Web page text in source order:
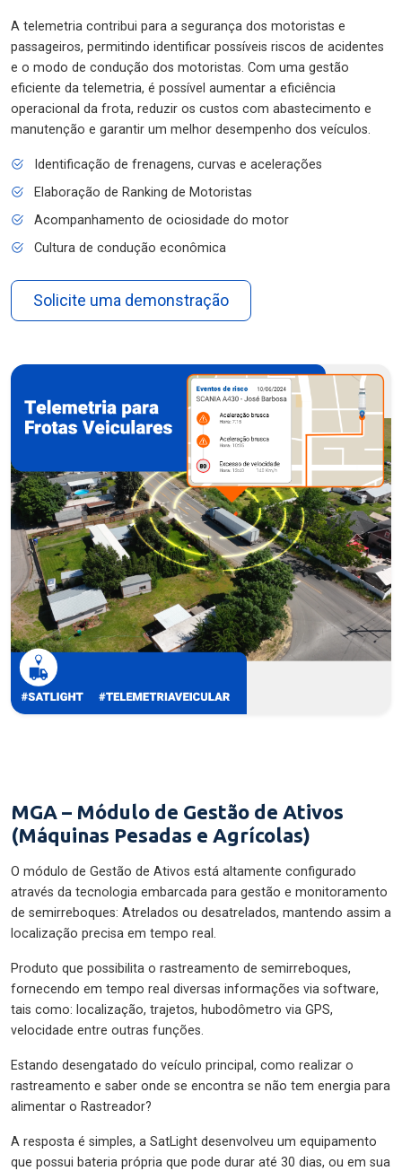
A telemetria contribui para a segurança dos motoristas e
passageiros, permitindo identificar possíveis riscos de acidentes
e o modo de condução dos motoristas. Com uma gestão
eficiente da telemetria, é possível aumentar a eficiência
operacional da frota, reduzir os custos com abastecimento e
manutenção e garantir um melhor desempenho dos veículos.
Identificação de frenagens, curvas e acelerações
Elaboração de Ranking de Motoristas
Acompanhamento de ociosidade do motor
Cultura de condução econômica
Solicite uma demonstração
MGA – Módulo de Gestão de Ativos
(Máquinas Pesadas e Agrícolas)
O módulo de Gestão de Ativos está altamente configurado
através da tecnologia embarcada para gestão e monitoramento
de semirreboques: Atrelados ou desatrelados, mantendo assim a
localização precisa em tempo real.
Produto que possibilita o rastreamento de semirreboques,
fornecendo em tempo real diversas informações via software,
tais como: localização, trajetos, hubodômetro via GPS,
velocidade entre outras funções.
Estando desengatado do veículo principal, como realizar o
rastreamento e saber onde se encontra se não tem energia para
alimentar o Rastreador?
A resposta é simples, a SatLight desenvolveu um equipamento
que possui bateria própria que pode durar até 30 dias, ou em sua